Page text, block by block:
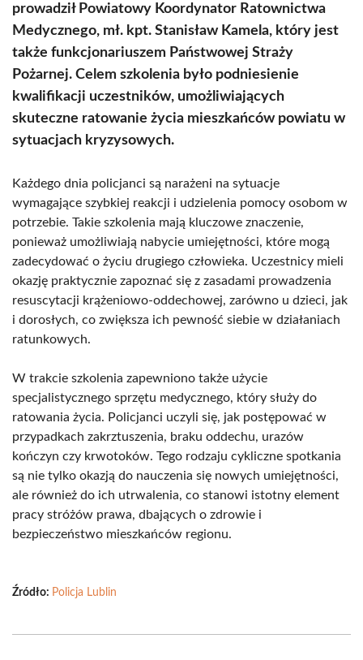
prowadził Powiatowy Koordynator Ratownictwa
Medycznego, mł. kpt. Stanisław Kamela, który jest
także funkcjonariuszem Państwowej Straży
Pożarnej. Celem szkolenia było podniesienie
kwalifikacji uczestników, umożliwiających
skuteczne ratowanie życia mieszkańców powiatu w
sytuacjach kryzysowych.
Każdego dnia policjanci są narażeni na sytuacje
wymagające szybkiej reakcji i udzielenia pomocy osobom w
potrzebie. Takie szkolenia mają kluczowe znaczenie,
ponieważ umożliwiają nabycie umiejętności, które mogą
zadecydować o życiu drugiego człowieka. Uczestnicy mieli
okazję praktycznie zapoznać się z zasadami prowadzenia
resuscytacji krążeniowo-oddechowej, zarówno u dzieci, jak
i dorosłych, co zwiększa ich pewność siebie w działaniach
ratunkowych.
W trakcie szkolenia zapewniono także użycie
specjalistycznego sprzętu medycznego, który służy do
ratowania życia. Policjanci uczyli się, jak postępować w
przypadkach zakrztuszenia, braku oddechu, urazów
kończyn czy krwotoków. Tego rodzaju cykliczne spotkania
są nie tylko okazją do nauczenia się nowych umiejętności,
ale również do ich utrwalenia, co stanowi istotny element
pracy stróżów prawa, dbających o zdrowie i
bezpieczeństwo mieszkańców regionu.
Źródło: Policja Lublin